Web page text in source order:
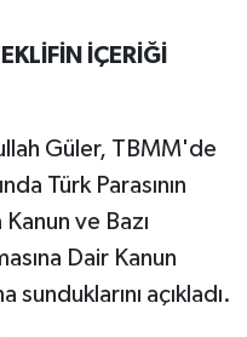
İÇERİĞİ
Güler, TBMM'de
Türk Parasının
ve Bazı
Dair Kanun
sunduklarını açıkladı.